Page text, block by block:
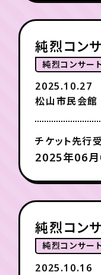
純烈コン
純烈コンサー
2025.10.27
松山市民会館
チケット先行
2025年06
純烈コン
純烈コンサー
2025.10.16